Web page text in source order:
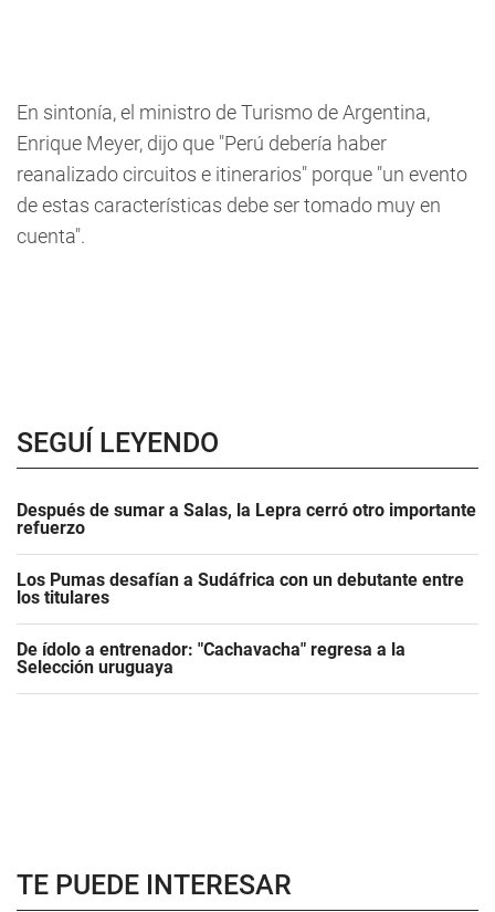
En sintonía, el ministro de Turismo de Argentina,
Enrique Meyer, dijo que "Perú debería haber
reanalizado circuitos e itinerarios" porque "un evento
de estas características debe ser tomado muy en
cuenta".
SEGUÍ LEYENDO
Después de sumar a Salas, la Lepra cerró otro importante
refuerzo
Los Pumas desafían a Sudáfrica con un debutante entre
los titulares
De ídolo a entrenador: "Cachavacha" regresa a la
Selección uruguaya
TE PUEDE INTERESAR